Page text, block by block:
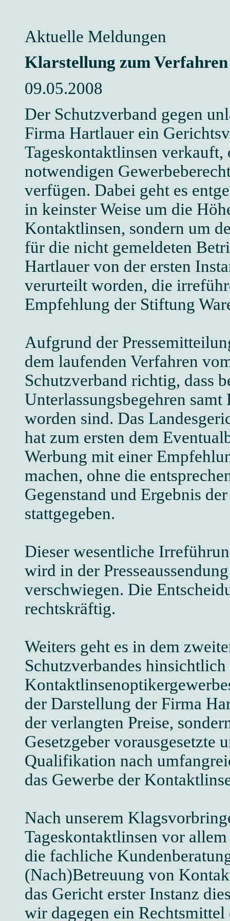
Aktuelle Meldungen
Klarstellung zum
09.05.2008
Der Schutzverband gegen
Firma Hartlauer ein
Tageskontaktlinsen verkauft,
notwendigen
verfügen. Dabei geht es
in keinster Weise um die
Kontaktlinsen, sondern um
für die nicht gemeldeten
Hartlauer von der ersten
verurteilt worden, die
Empfehlung der Stiftung
Aufgrund der
dem laufenden Verfahren
Schutzverband richtig, dass
Unterlassungsbegehren
worden sind. Das
hat zum ersten dem
Werbung mit einer
machen, ohne die
Gegenstand und Ergebnis
stattgegeben.
Dieser wesentliche
wird in der
verschwiegen. Die
rechtskräftig.
Weiters geht es in dem
Schutzverbandes
der Darstellung der Firma
der verlangten Preise,
Gesetzgeber vorausgesetzte
Qualifikation nach
das Gewerbe der
Nach unserem
Tageskontaktlinsen vor
die fachliche
(Nach)Betreuung von
das Gericht erster Instanz
wir dagegen ein